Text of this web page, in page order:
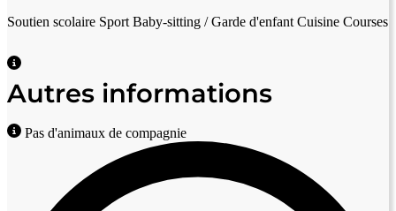
Soutien scolaire Sport Baby-sitting / Garde d'enfant Cuisine Courses
Autres informations
Pas d'animaux de compagnie